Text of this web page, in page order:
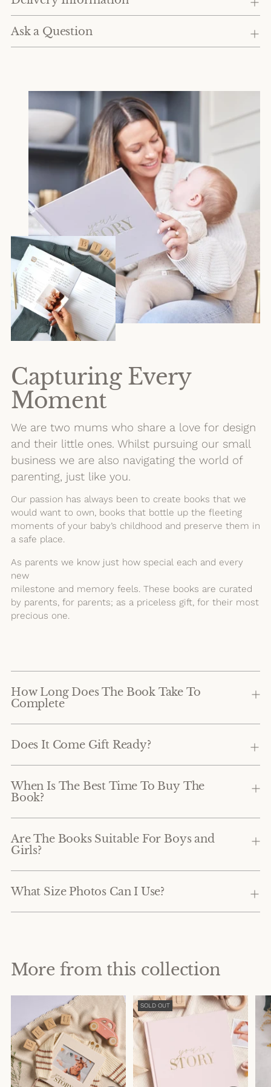
Ask a Question
Capturing Every
Moment
We are two mums who share a love for design
and their little ones. Whilst pursuing our small
business we are also navigating the world of
parenting, just like you.
Our passion has always been to create books that we
would want to own, books that bottle up the fleeting
moments of your baby’s childhood and preserve them in
a safe place.
As parents we know just how special each and every
new
milestone and memory feels. These books are curated
by parents, for parents; as a priceless gift, for their most
precious one.
How Long Does The Book Take To
Complete
Does It Come Gift Ready?
When Is The Best Time To Buy The
Book?
Are The Books Suitable For Boys and
Girls?
What Size Photos Can I Use?
More from this collection
SOLD OUT